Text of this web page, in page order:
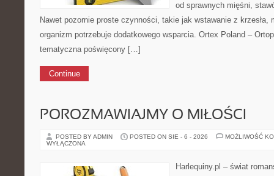
od sprawnych mięśni,
Nawet pozornie proste czynności, takie jak wstawanie z krzesła,
organizm potrzebuje dodatkowego wsparcia. Ortex Poland –
tematyczna poświęcony […]
Continue
POROZMAWIAJMY O MIŁOŚCI
POSTED BY ADMIN POSTED ON SIE - 6 - 2026
MOŻLIWOŚĆ
WYŁĄCZONA
Harlequiny.pl – świat